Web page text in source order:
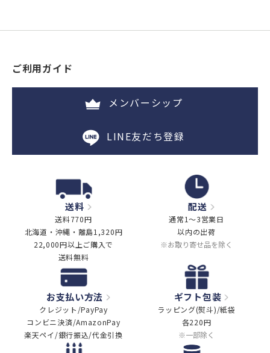
ご利用ガイド
メンバーシップ
LINE友だち登録
送料
送料770円
北海道・沖縄・離島1,320円
22,000円以上ご購入で
送料無料
配送
通常1～3営業日
以内の出荷
※お取り寄せ品を除く
お支払い方法
クレジット/PayPay
コンビニ決済/AmazonPay
楽天ペイ/銀行振込/代金引換
ギフト包装
ラッピング(熨斗)/紙袋
各220円
※一部除く